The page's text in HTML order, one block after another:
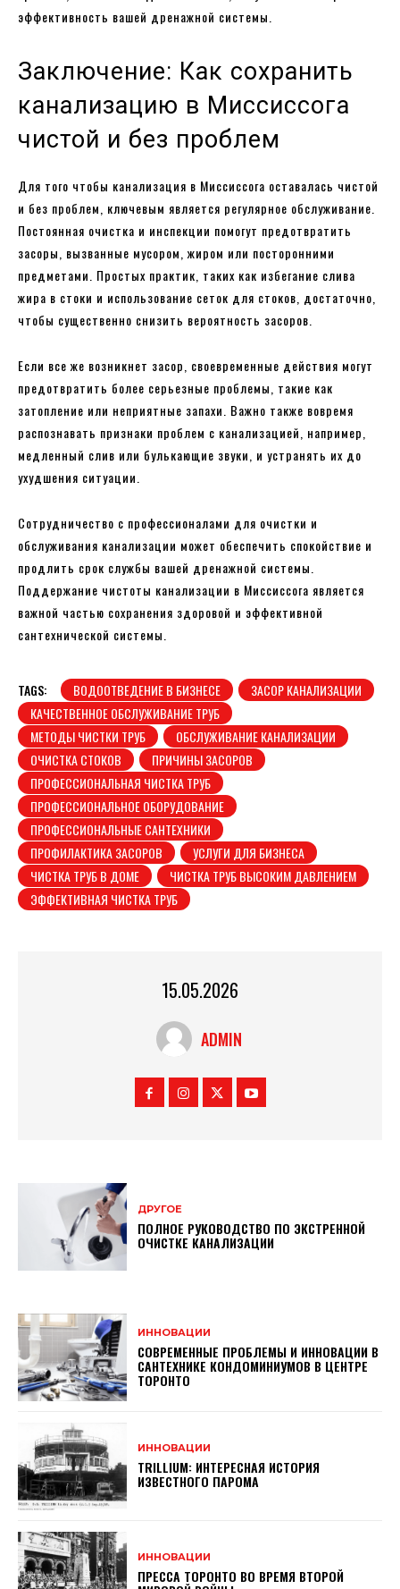
эффективность вашей дренажной системы.
Заключение: Как сохранить
канализацию в Миссиссога
чистой и без проблем
Для того чтобы канализация в Миссиссога оставалась чистой
и без проблем, ключевым является регулярное обслуживание.
Постоянная очистка и инспекции помогут предотвратить
засоры, вызванные мусором, жиром или посторонними
предметами. Простых практик, таких как избегание слива
жира в стоки и использование сеток для стоков, достаточно,
чтобы существенно снизить вероятность засоров.
Если все же возникнет засор, своевременные действия могут
предотвратить более серьезные проблемы, такие как
затопление или неприятные запахи. Важно также вовремя
распознавать признаки проблем с канализацией, например,
медленный слив или булькающие звуки, и устранять их до
ухудшения ситуации.
Сотрудничество с профессионалами для очистки и
обслуживания канализации может обеспечить спокойствие и
продлить срок службы вашей дренажной системы.
Поддержание чистоты канализации в Миссиссога является
важной частью сохранения здоровой и эффективной
сантехнической системы.
TAGS: ВОДООТВЕДЕНИЕ В БИЗНЕСЕ
ЗАСОР КАНАЛИЗАЦИИ
КАЧЕСТВЕННОЕ ОБСЛУЖИВАНИЕ ТРУБ
МЕТОДЫ ЧИСТКИ ТРУБ
ОБСЛУЖИВАНИЕ КАНАЛИЗАЦИИ
ОЧИСТКА СТОКОВ
ПРИЧИНЫ ЗАСОРОВ
ПРОФЕССИОНАЛЬНАЯ ЧИСТКА ТРУБ
ПРОФЕССИОНАЛЬНОЕ ОБОРУДОВАНИЕ
ПРОФЕССИОНАЛЬНЫЕ САНТЕХНИКИ
ПРОФИЛАКТИКА ЗАСОРОВ
УСЛУГИ ДЛЯ БИЗНЕСА
ЧИСТКА ТРУБ В ДОМЕ
ЧИСТКА ТРУБ ВЫСОКИМ ДАВЛЕНИЕМ
ЭФФЕКТИВНАЯ ЧИСТКА ТРУБ
15.05.2026
ADMIN
ДРУГОЕ
ПОЛНОЕ РУКОВОДСТВО ПО ЭКСТРЕННОЙ
ОЧИСТКЕ КАНАЛИЗАЦИИ
ИННОВАЦИИ
СОВРЕМЕННЫЕ ПРОБЛЕМЫ И ИННОВАЦИИ В
САНТЕХНИКЕ КОНДОМИНИУМОВ В ЦЕНТРЕ
ТОРОНТО
ИННОВАЦИИ
TRILLIUM: ИНТЕРЕСНАЯ ИСТОРИЯ
ИЗВЕСТНОГО ПАРОМА
ИННОВАЦИИ
ПРЕССА ТОРОНТО ВО ВРЕМЯ ВТОРОЙ